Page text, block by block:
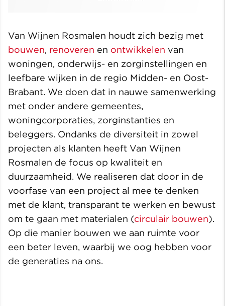
Van Wijnen Rosmalen houdt zich bezig met
bouwen, renoveren en ontwikkelen van
woningen, onderwijs- en zorginstellingen en
leefbare wijken in de regio Midden- en Oost-
Brabant. We doen dat in nauwe samenwerking
met onder andere gemeentes,
woningcorporaties, zorginstanties en
beleggers. Ondanks de diversiteit in zowel
projecten als klanten heeft Van Wijnen
Rosmalen de focus op kwaliteit en
duurzaamheid. We realiseren dat door in de
voorfase van een project al mee te denken
met de klant, transparant te werken en bewust
om te gaan met materialen (circulair bouwen).
Op die manier bouwen we aan ruimte voor
een beter leven, waarbij we oog hebben voor
de generaties na ons.